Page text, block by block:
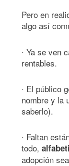
Pero en
algo así
∙ Ya se ven
rentables.
∙ El público
nombre y la
saberlo).
∙ Faltan
todo,
adopción